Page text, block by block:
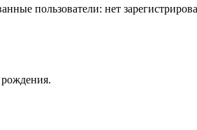
пользователи: нет